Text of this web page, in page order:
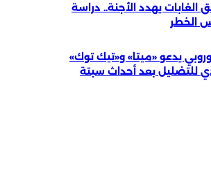
الغابات يهدد الأجنة.. دراسة
الخطر
يدعو «ميتا» و«تيك توك»
للتضليل بعد أحداث سبتة